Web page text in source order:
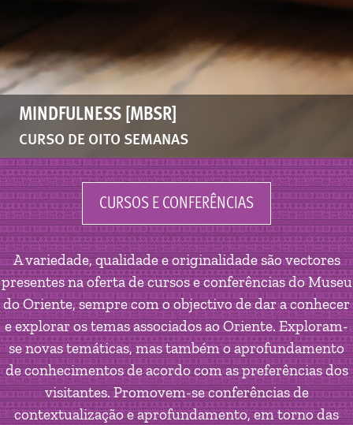
MINDFULNESS [MBSR]
CURSO DE OITO SEMANAS
CURSOS E CONFERÊNCIAS
A variedade, qualidade e originalidade são vectores
presentes na oferta de cursos e conferências do Museu
do Oriente, sempre com o objectivo de dar a conhecer
e explorar os temas associados ao Oriente. Exploram-
se novas temáticas, mas também o aprofundamento
de conhecimentos de acordo com as preferências dos
visitantes. Promovem-se conferências de
contextualização e aprofundamento, em torno das